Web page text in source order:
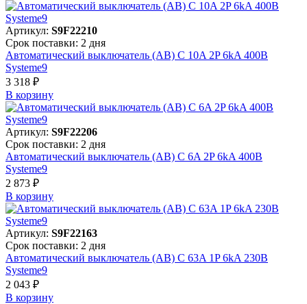
Артикул: S9F22210
Срок поставки: 2 дня
Автоматический выключатель (АВ) C 10A 2P 6kA 400В
Systeme9
3 318 ₽
В корзинy
Артикул: S9F22206
Срок поставки: 2 дня
Автоматический выключатель (АВ) C 6A 2P 6kA 400В
Systeme9
2 873 ₽
В корзинy
Артикул: S9F22163
Срок поставки: 2 дня
Автоматический выключатель (АВ) C 63A 1P 6kA 230В
Systeme9
2 043 ₽
В корзинy